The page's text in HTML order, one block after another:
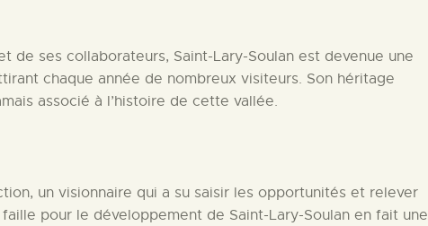
de ses collaborateurs, Saint-Lary-Soulan est devenue une
chaque année de nombreux visiteurs. Son héritage
associé à l’histoire de cette vallée.
un visionnaire qui a su saisir les opportunités et relever
pour le développement de Saint-Lary-Soulan en fait une